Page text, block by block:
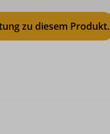
zu diesem Produkt.